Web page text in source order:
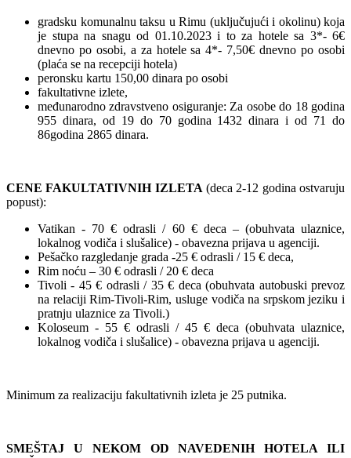
gradsku komunalnu taksu u Rimu (uključujući i okolinu) koja
je stupa na snagu od 01.10.2023 i to za hotele sa 3*- 6€
dnevno po osobi, a za hotele sa 4*- 7,50€ dnevno po osobi
(plaća se na recepciji hotela)
peronsku kartu 150,00 dinara po osobi
fakultativne izlete,
međunarodno zdravstveno osiguranje: Za osobe do 18 godina
955 dinara, od 19 do 70 godina 1432 dinara i od 71 do
86godina 2865 dinara.
CENE FAKULTATIVNIH IZLETA (deca 2-12 godina ostvaruju
popust):
Vatikan - 70 € odrasli / 60 € deca – (obuhvata ulaznice,
lokalnog vodiča i slušalice) - obavezna prijava u agenciji.
Pešačko razgledanje grada -25 € odrasli / 15 € deca,
Rim noću – 30 € odrasli / 20 € deca
Tivoli - 45 € odrasli / 35 € deca (obuhvata autobuski prevoz
na relaciji Rim-Tivoli-Rim, usluge vodiča na srpskom jeziku i
pratnju ulaznice za Tivoli.)
Koloseum - 55 € odrasli / 45 € deca (obuhvata ulaznice,
lokalnog vodiča i slušalice) - obavezna prijava u agenciji.
Minimum za realizaciju fakultativnih izleta je 25 putnika.
SMEŠTAJ U NEKOM OD NAVEDENIH HOTELA ILI